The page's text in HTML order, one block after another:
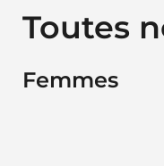
Toutes
Femmes